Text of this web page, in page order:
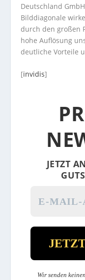
Deutschland
Bilddiagonale
durch den großen
hohe Auflösung
deutliche Vorteile
[invidis]
JETZT
Wir senden